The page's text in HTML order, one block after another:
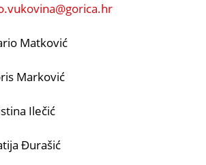
Matković
Marković
Ilečić
Đurašić